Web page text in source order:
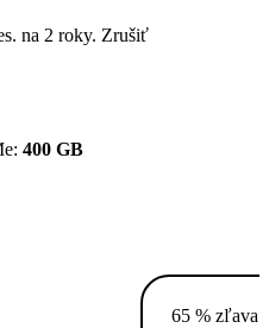
na 2 roky. Zrušiť
400 GB
65 % zľava